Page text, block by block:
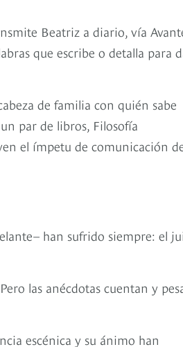
Beatriz a diario, vía
que escribe o detalla para
de familia con quién sabe
par de libros, Filosofía
el ímpetu de comunicación
han sufrido siempre: el
las anécdotas cuentan y
escénica y su ánimo han